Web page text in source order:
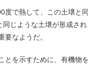
度で熱して、この土壌と
じような土壌が形成さ
要なようだ。
とを示すために、有機物